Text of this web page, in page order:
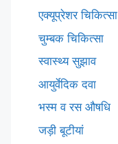
एक्यूप्रेशर चिकित्सा
चुम्बक चिकित्सा
स्वास्थ्य सुझाव
आयुर्वेदिक दवा
भस्म व रस औषधि
जड़ी बूटीयां